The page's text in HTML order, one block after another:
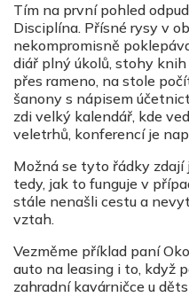
Tím na první pohled
Disciplína. Přísné rysy v
nekompromisně
diář plný úkolů, stohy
přes rameno, na stole
šanony s nápisem
zdi velký kalendář, kde
veletrhů, konferencí je
Možná se tyto řádky zdají
tedy, jak to funguje v
stále nenašli cestu a
vztah.
Vezměme příklad paní
auto na leasing i to, když
zahradní kavárničce u